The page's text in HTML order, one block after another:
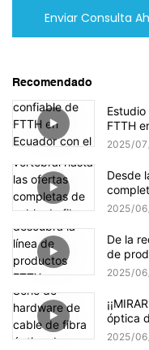
Enviar Consulta
Recomendado
FTTH
interior
2025 07
Desde
2025 06
De la
de
2025 06
óptica
2025 06